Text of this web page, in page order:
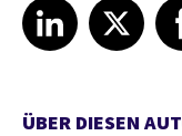
Share article on LinkedIn
LinkedIn
Share article on X
ÜBER DIESEN